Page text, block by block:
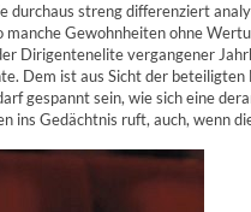
streng differenziert
Gewohnheiten ohne
Dirigentenelite vergangener
Dem ist aus Sicht der
gespannt sein, wie sich eine
ins Gedächtnis ruft, auch, wenn